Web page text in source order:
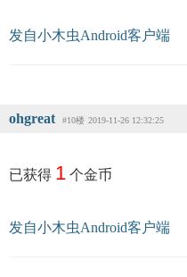
发自小木虫Android客户端
ohgreat #10楼 2019-11-26 12:32:25
已获得 1 个金币
发自小木虫Android客户端